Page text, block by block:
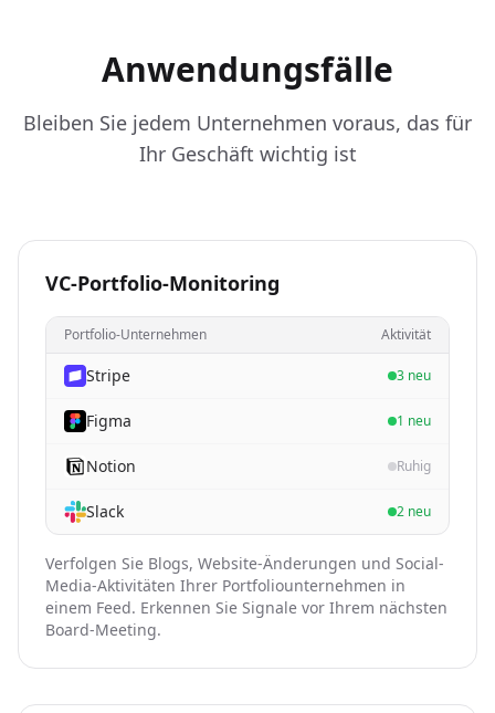
Anwendungsfälle
Bleiben Sie jedem Unternehmen voraus, das für
Ihr Geschäft wichtig ist
VC-Portfolio-Monitoring
Portfolio-Unternehmen Aktivität
Stripe 3 neu
Figma 1 neu
Notion Ruhig
Slack 2 neu
Verfolgen Sie Blogs, Website-Änderungen und Social-
Media-Aktivitäten Ihrer Portfoliounternehmen in
einem Feed. Erkennen Sie Signale vor Ihrem nächsten
Board-Meeting.